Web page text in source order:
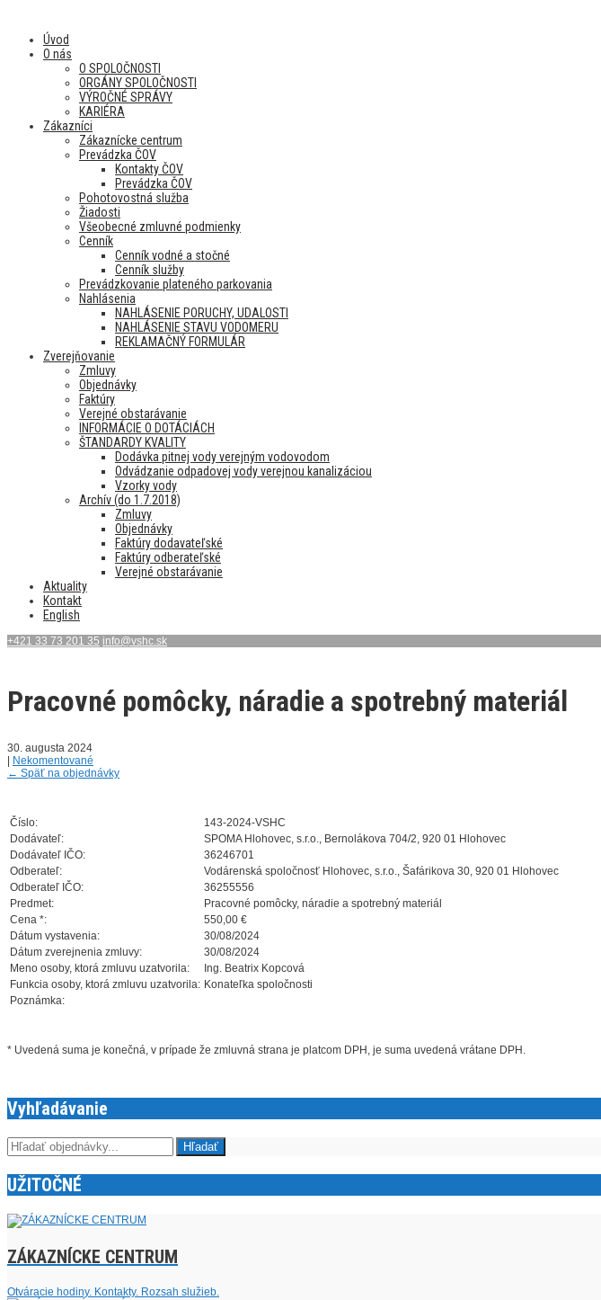
Úvod
O nás
O SPOLOČNOSTI
ORGÁNY SPOLOČNOSTI
VÝROČNÉ SPRÁVY
KARIÉRA
Zákazníci
Zákaznícke centrum
Prevádzka ČOV
Kontakty ČOV
Prevádzka ČOV
Pohotovostná služba
Žiadosti
Všeobecné zmluvné podmienky
Cenník
Cenník vodné a stočné
Cenník služby
Prevádzkovanie plateného parkovania
Nahlásenia
NAHLÁSENIE PORUCHY, UDALOSTI
NAHLÁSENIE STAVU VODOMERU
REKLAMAČNÝ FORMULÁR
Zverejňovanie
Zmluvy
Objednávky
Faktúry
Verejné obstarávanie
INFORMÁCIE O DOTÁCIÁCH
ŠTANDARDY KVALITY
Dodávka pitnej vody verejným vodovodom
Odvádzanie odpadovej vody verejnou kanalizáciou
Vzorky vody
Archív (do 1.7.2018)
Zmluvy
Objednávky
Faktúry dodavateľské
Faktúry odberateľské
Verejné obstarávanie
Aktuality
Kontakt
English
+421 33 73 201 35 info@vshc.sk
Pracovné pomôcky, náradie a spotrebný materiál
30. augusta 2024
Nekomentované
← Späť na objednávky
Číslo:
143-2024-VSHC
Dodávateľ:
SPOMA Hlohovec, s.r.o., Bernolákova 704/2, 920 01 Hlohovec
Dodávateľ IČO:
36246701
Odberateľ:
Vodárenská spoločnosť Hlohovec, s.r.o., Šafárikova 30, 920 01 Hlohovec
Odberateľ IČO:
36255556
Predmet:
Pracovné pomôcky, náradie a spotrebný materiál
Cena *:
550,00 €
Dátum vystavenia:
30/08/2024
Dátum zverejnenia zmluvy:
30/08/2024
Meno osoby, ktorá zmluvu uzatvorila:
Ing. Beatrix Kopcová
Funkcia osoby, ktorá zmluvu uzatvorila: Konateľka spoločnosti
Poznámka:
* Uvedená suma je konečná, v prípade že zmluvná strana je platcom DPH, je suma uvedená vrátane DPH.
Vyhľadávanie
UŽITOČNÉ
ZÁKAZNÍCKE CENTRUM
Otváracie hodiny. Kontakty. Rozsah služieb.